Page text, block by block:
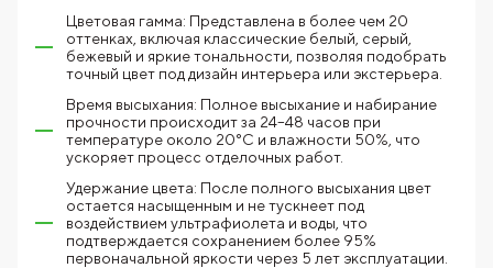
Цветовая гамма: Представлена в более чем 20
оттенках, включая классические белый, серый,
бежевый и яркие тональности, позволяя подобрать
точный цвет под дизайн интерьера или экстерьера.
Время высыхания: Полное высыхание и набирание
прочности происходит за 24–48 часов при
температуре около 20°C и влажности 50%, что
ускоряет процесс отделочных работ.
Удержание цвета: После полного высыхания цвет
остается насыщенным и не тускнеет под
воздействием ультрафиолета и воды, что
подтверждается сохранением более 95%
первоначальной яркости через 5 лет эксплуатации.